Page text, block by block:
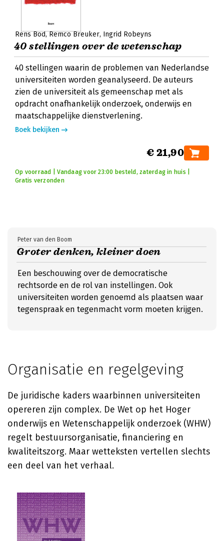
Rens Bod Remco Breuker Ingrid Robeyns
40 stellingen over de wetenschap
40 stellingen waarin de problemen van Nederlandse
universiteiten worden geanalyseerd. De auteurs
zien de universiteit als gemeenschap met als
opdracht onafhankelijk onderzoek, onderwijs en
maatschappelijke dienstverlening.
Boek bekijken
€ 21,90
Op voorraad | Vandaag voor 23:00 besteld, zaterdag in huis |
Gratis verzonden
Groter denken, kleiner doen
Peter van den Boom
Een beschouwing over de democratische
rechtsorde en de rol van instellingen. Ook
universiteiten worden genoemd als plaatsen waar
tegenspraak en tegenmacht vorm moeten krijgen.
Organisatie en regelgeving
De juridische kaders waarbinnen universiteiten
opereren zijn complex. De Wet op het Hoger
onderwijs en Wetenschappelijk onderzoek (WHW)
regelt bestuursorganisatie, financiering en
kwaliteitszorg. Maar wetteksten vertellen slechts
een deel van het verhaal.